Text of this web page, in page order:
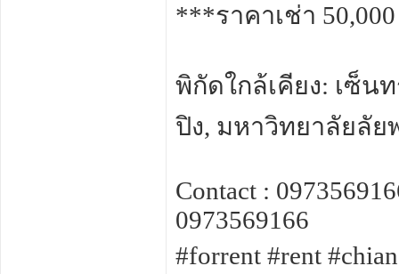
***ราคาเช่า
พิกัดใกล้เคียง: เซ็น
ปิง, มหาวิทยาลัยลัย
Contact :
0973569166
#forrent #rent